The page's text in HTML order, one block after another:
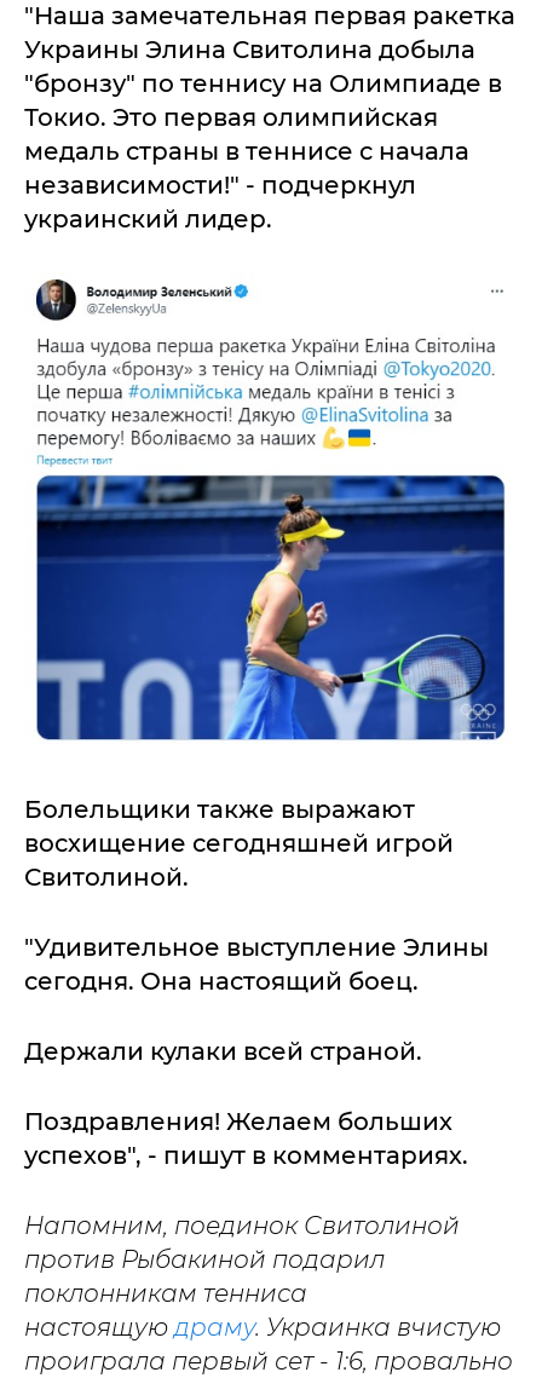
"Наша замечательная первая ракетка
Украины Элина Свитолина добыла
"бронзу" по теннису на Олимпиаде в
Токио. Это первая олимпийская
медаль страны в теннисе с начала
независимости!" - подчеркнул
украинский лидер.
Болельщики также выражают
восхищение сегодняшней игрой
Свитолиной.
"Удивительное выступление Элины
сегодня. Она настоящий боец.
Держали кулаки всей страной.
Поздравления! Желаем больших
успехов", - пишут в комментариях.
Напомним, поединок Свитолиной
против Рыбакиной подарил
поклонникам тенниса
настоящую драму. Украинка вчистую
проиграла первый сет - 1:6, провально